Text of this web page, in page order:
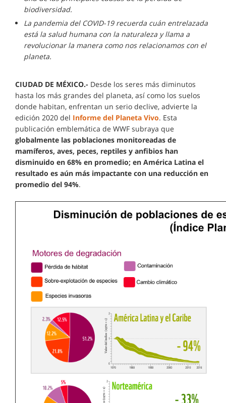
biodiversidad.
La pandemia del COVID-19 recuerda cuán entrelazada
está la salud humana con la naturaleza y llama a
revolucionar la manera como nos relacionamos con el
planeta.
CIUDAD DE MÉXICO.- Desde los seres más diminutos
hasta los más grandes del planeta, así como los suelos
donde habitan, enfrentan un serio declive, advierte la
edición 2020 del Informe del Planeta Vivo. Esta
publicación emblemática de WWF subraya que
globalmente las poblaciones monitoreadas de
mamíferos, aves, peces, reptiles y anfibios han
disminuido en 68% en promedio; en América Latina el
resultado es aún más impactante con una reducción en
promedio del 94%.